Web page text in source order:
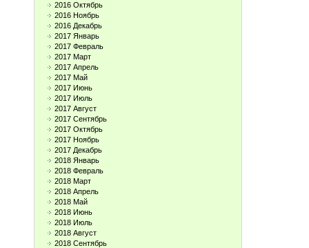
2016 Октябрь
2016 Ноябрь
2016 Декабрь
2017 Январь
2017 Февраль
2017 Март
2017 Апрель
2017 Май
2017 Июнь
2017 Июль
2017 Август
2017 Сентябрь
2017 Октябрь
2017 Ноябрь
2017 Декабрь
2018 Январь
2018 Февраль
2018 Март
2018 Апрель
2018 Май
2018 Июнь
2018 Июль
2018 Август
2018 Сентябрь